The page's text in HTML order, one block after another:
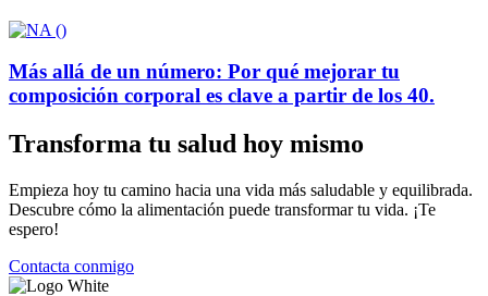
Más allá de un número: Por qué mejorar tu
composición corporal es clave a partir de los 40.
Transforma tu salud hoy mismo
Empieza hoy tu camino hacia una vida más saludable y equilibrada.
Descubre cómo la alimentación puede transformar tu vida. ¡Te
espero!
Contacta conmigo